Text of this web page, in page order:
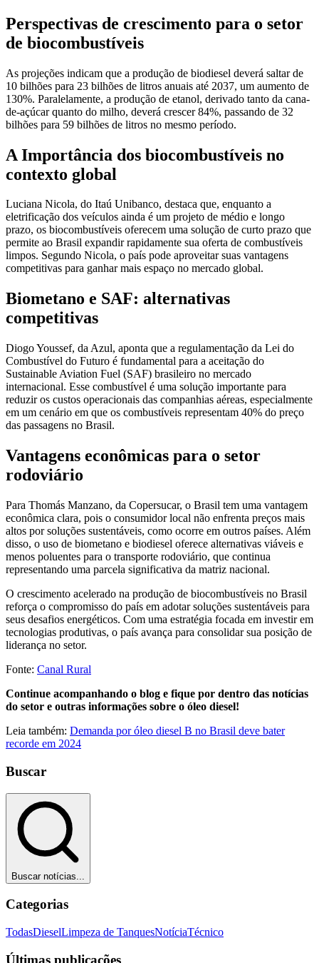
Perspectivas de crescimento para o setor
de biocombustíveis
As projeções indicam que a produção de biodiesel deverá saltar de
10 bilhões para 23 bilhões de litros anuais até 2037, um aumento de
130%. Paralelamente, a produção de etanol, derivado tanto da cana-
de-açúcar quanto do milho, deverá crescer 84%, passando de 32
bilhões para 59 bilhões de litros no mesmo período.
A Importância dos biocombustíveis no
contexto global
Luciana Nicola, do Itaú Unibanco, destaca que, enquanto a
eletrificação dos veículos ainda é um projeto de médio e longo
prazo, os biocombustíveis oferecem uma solução de curto prazo que
permite ao Brasil expandir rapidamente sua oferta de combustíveis
limpos. Segundo Nicola, o país pode aproveitar suas vantagens
competitivas para ganhar mais espaço no mercado global.
Biometano e SAF: alternativas
competitivas
Diogo Youssef, da Azul, aponta que a regulamentação da Lei do
Combustível do Futuro é fundamental para a aceitação do
Sustainable Aviation Fuel (SAF) brasileiro no mercado
internacional. Esse combustível é uma solução importante para
reduzir os custos operacionais das companhias aéreas, especialmente
em um cenário em que os combustíveis representam 40% do preço
das passagens no Brasil.
Vantagens econômicas para o setor
rodoviário
Para Thomás Manzano, da Copersucar, o Brasil tem uma vantagem
econômica clara, pois o consumidor local não enfrenta preços mais
altos por soluções sustentáveis, como ocorre em outros países. Além
disso, o uso de biometano e biodiesel oferece alternativas viáveis e
menos poluentes para o transporte rodoviário, que continua
representando uma parcela significativa da matriz nacional.
O crescimento acelerado na produção de biocombustíveis no Brasil
reforça o compromisso do país em adotar soluções sustentáveis para
seus desafios energéticos. Com uma estratégia focada em investir em
tecnologias produtivas, o país avança para consolidar sua posição de
liderança no setor.
Fonte: Canal Rural
Continue acompanhando o blog e fique por dentro das notícias
do setor e outras informações sobre o óleo diesel!
Leia também: Demanda por óleo diesel B no Brasil deve bater
recorde em 2024
Buscar
Buscar notícias...
Categorias
TodasDieselLimpeza de TanquesNotíciaTécnico
Últimas publicações